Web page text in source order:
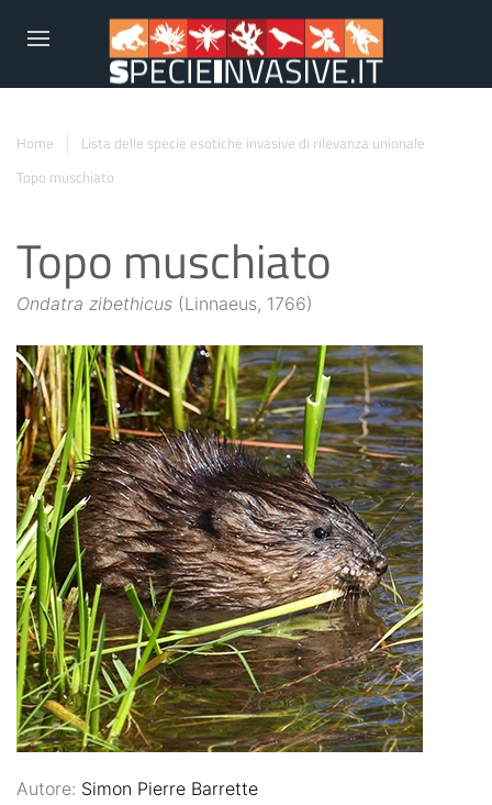
Home
Lista delle specie esotiche invasive di rilevanza unionale
Topo muschiato
Topo muschiato
Ondatra zibethicus (Linnaeus, 1766)
Autore: Simon Pierre Barrette